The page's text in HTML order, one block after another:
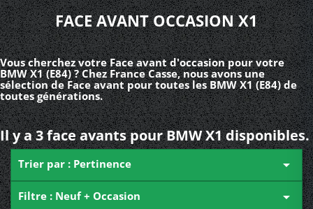
FACE AVANT OCCASION X1
Vous cherchez votre Face avant d'occasion pour votre
BMW X1 (E84) ? Chez France Casse, nous avons une
sélection de Face avant pour toutes les BMW X1 (E84) de
toutes générations.
Il y a 3 face avants pour BMW X1 disponibles.
Trier par : Pertinence 
Filtre : Neuf + Occasion 